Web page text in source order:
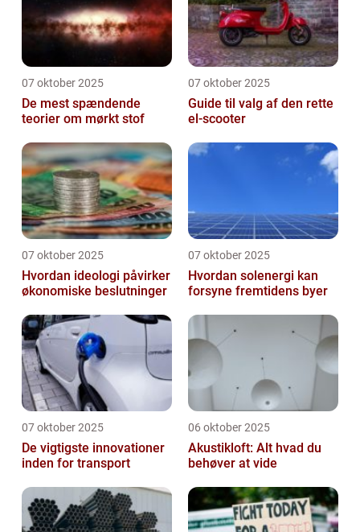
07 oktober 2025
De mest spændende
teorier om mørkt stof
07 oktober 2025
Guide til valg af den rette
el-scooter
07 oktober 2025
Hvordan ideologi påvirker
økonomiske beslutninger
07 oktober 2025
Hvordan solenergi kan
forsyne fremtidens byer
07 oktober 2025
De vigtigste innovationer
inden for transport
06 oktober 2025
Akustikloft: Alt hvad du
behøver at vide